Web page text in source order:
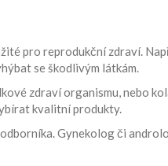
pro reprodukční zdraví.
se škodlivým látkám.
zdraví organismu, nebo
kvalitní produkty.
Gynekolog či